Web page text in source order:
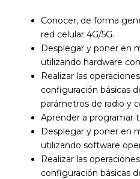
Conocer, de forma
red celular 4G/5G.
Desplegar y poner en
utilizando hardware
Realizar las
configuración básicas
parámetros de radio y
Aprender a programar
Desplegar y poner en
utilizando software
Realizar las
configuración básicas